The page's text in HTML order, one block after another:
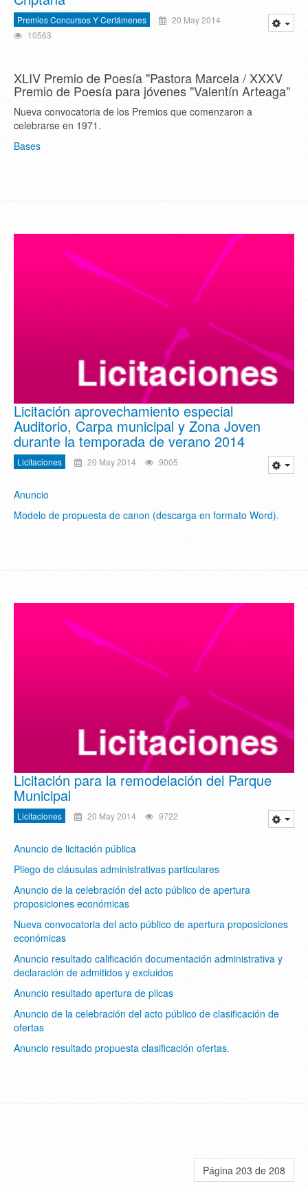
Premios Concursos Y Certámenes
20 May 2014
10563
XLIV Premio de Poesía "Pastora Marcela / XXXV
Premio de Poesía para jóvenes "Valentín Arteaga"
Nueva convocatoria de los Premios que comenzaron a
celebrarse en 1971.
Bases
Licitación aprovechamiento especial
Auditorio, Carpa municipal y Zona Joven
durante la temporada de verano 2014
Licitaciones 20 May 2014 9005
Anuncio
Modelo de propuesta de canon (descarga en formato Word).
Licitación para la remodelación del Parque
Municipal
Licitaciones 20 May 2014 9722
Anuncio de licitación pública
Pliego de cláusulas administrativas particulares
Anuncio de la celebración del acto público de apertura
proposiciones económicas
Nueva convocatoria del acto público de apertura proposiciones
económicas
Anuncio resultado calificación documentación administrativa y
declaración de admitidos y excluidos
Anuncio resultado apertura de plicas
Anuncio de la celebración del acto público de clasificación de
ofertas
Anuncio resultado propuesta clasificación ofertas.
Página 203 de 208